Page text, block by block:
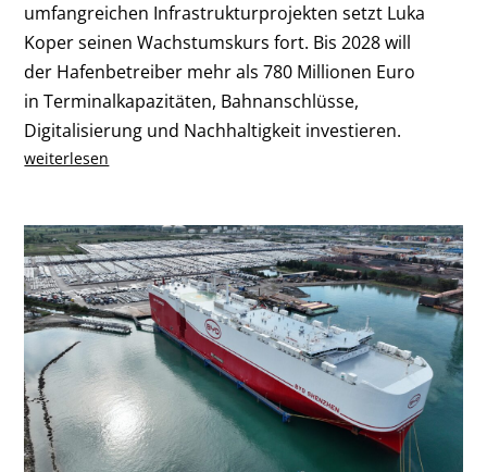
umfangreichen Infrastrukturprojekten setzt Luka
Koper seinen Wachstumskurs fort. Bis 2028 will
der Hafenbetreiber mehr als 780 Millionen Euro
in Terminalkapazitäten, Bahnanschlüsse,
Digitalisierung und Nachhaltigkeit investieren.
weiterlesen